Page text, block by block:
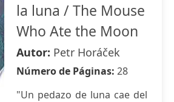
la luna / The Mouse
Who Ate the Moon
Autor: Petr Horáček
Número de Páginas: 28
"Un pedazo de luna cae del